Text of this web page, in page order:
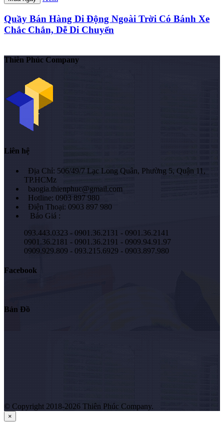
Quầy Bán Hàng Di Động Ngoài Trời Có Bánh Xe
Chắc Chắn, Dễ Di Chuyển
Thiên Phúc Company
Liên hệ
Địa Chỉ: 506/49/7 Lạc Long Quân, Phường 5, Quận 11,
TP.HCMz
baogia.thienphuc@gmail.com
Hotline: 0903 897 980
Điện Thoại: 0903 897 980
Báo Giá :
093.443.0323 - 0901.36.2131 - 0901.36.2141
0901.36.2181 - 0901.36.2191 - 0909.94.91.97
0909.929.809 - 093.215.6929 - 0903.897.980
Facebook
Bản Đồ
© Copyright 2018-2026 Thiên Phúc Company.
×